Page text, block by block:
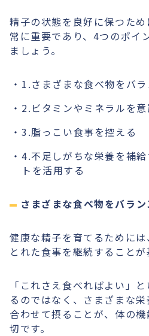
精子の状態を良好に保つた
常に重要であり、4つのポイ
ましょう。
1.さまざまな食べ物をバ
2.ビタミンやミネラルを
3.脂っこい食事を控える
4.不足しがちな栄養を補
トを活用する
さまざまな食べ物をバラ
健康な精子を育てるために
とれた食事を継続することが
「これさえ食べればよい」
るのではなく、さまざまな
合わせて摂ることが、体の
切です。